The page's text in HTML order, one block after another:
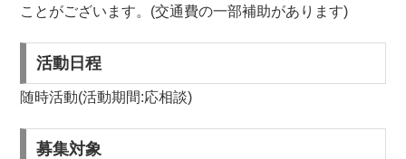
ことがございます。(交通費の一部補助があります)
活動日程
随時活動(活動期間:応相談)
募集対象